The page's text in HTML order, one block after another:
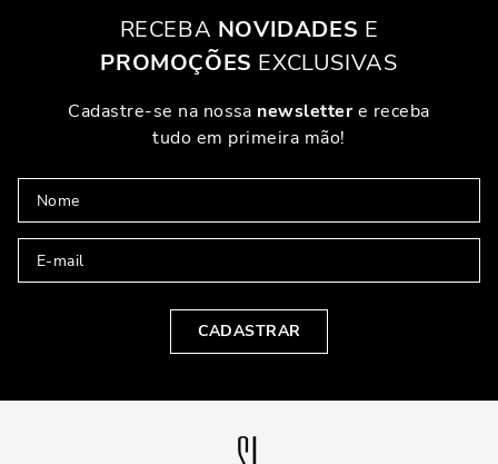
RECEBA NOVIDADES E
PROMOÇÕES EXCLUSIVAS
Cadastre-se na nossa newslettere receba
tudo em primeira mão!
CADASTRAR